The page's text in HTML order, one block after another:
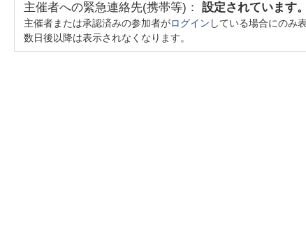
主催者への緊急連絡先(携帯等)：設定されています。
主催者または承認済みの参加者がログイン している場合にのみ
数日後以降は表示されなくなります。